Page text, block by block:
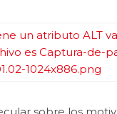
sobre los